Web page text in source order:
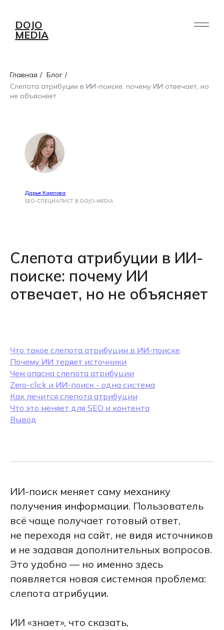
DOJO
MEDIA
Главная / Блог /
Слепота атрибуции в ИИ-поиске: почему ИИ отвечает, но
не объясняет
Дарья Карпова
SEO-СПЕЦИАЛИСТ В DOJO-MEDIA
Слепота атрибуции в ИИ-
поиске: почему ИИ
отвечает, но не объясняет
Что такое слепота атрибуции в ИИ-поиске
Почему ИИ теряет источники
Чем опасна слепота атрибуции
Zero-click и ИИ-поиск - одна система
Как лечится слепота атрибуции
Что это меняет для SEO и контента
Вывод
ИИ-поиск меняет саму механику
получения информации. Пользователь
всё чаще получает готовый ответ,
не переходя на сайт, не видя источников
и не задавая дополнительных вопросов.
Это удобно — но именно здесь
появляется новая системная проблема:
слепота атрибуции.
ИИ «знает», что сказать,